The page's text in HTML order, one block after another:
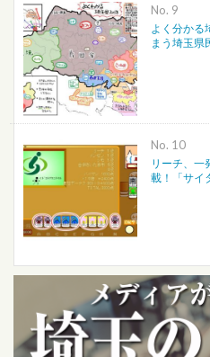
No.
よく分かる
まう埼玉県
No.
リーチ、一
載！「サイ